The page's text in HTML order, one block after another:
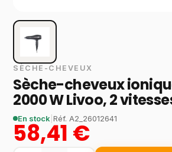
SÈCHE-CHEVEUX
Sèche-cheveux
2000 W Livoo, 2
En stock |Réf.A2_26012641
58,41 €